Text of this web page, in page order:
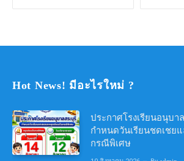
Hot News! มีอะไรใหม่ ?
ประกาศโรงเรียนอนุบา
กำหนดวันเรียนชดเชย
กรณีพิเศษ